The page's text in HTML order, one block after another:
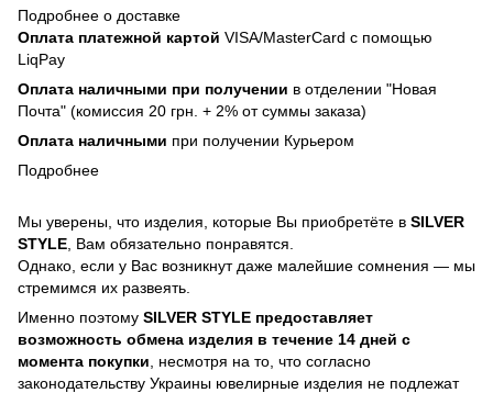
Подробнее о доставке
Оплата платежной картой VISA/MasterCard с помощью
LiqPay
Оплата наличными при получении в отделении "Новая
Почта" (комиссия 20 грн. + 2% от суммы заказа)
Оплата наличными при получении Курьером
Подробнее
Мы уверены, что изделия, которые Вы приобретёте в SILVER
STYLE , Вам обязательно понравятся.
Однако, если у Вас возникнут даже малейшие сомнения — мы
стремимся их развеять.
Именно поэтому SILVER STYLE предоставляет
возможность обмена изделия в течение 14 дней с
момента покупки , несмотря на то, что согласно
законодательству Украины ювелирные изделия не подлежат